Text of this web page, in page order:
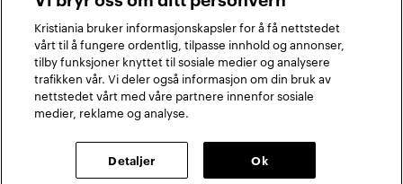
Sosiale medier
FacebookInstagramLinkedInTikTok
2026 © Kristiania
Kristiania bruker informasjonskapsler for å få nettstedet
vårt til å fungere ordentlig, tilpasse innhold og annonser,
tilby funksjoner knyttet til sosiale medier og analysere
trafikken vår. Vi deler også informasjon om din bruk av
nettstedet vårt med våre partnere innenfor sosiale
medier, reklame og analyse.
Detaljer Ok